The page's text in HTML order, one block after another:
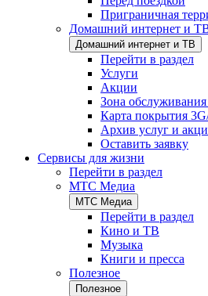
Приграничная
Домашний интернет и
Домашний интернет и ТВ
Перейти в раздел
Услуги
Акции
Зона обслуживания
Карта покрытия
Архив услуг и
Оставить заявку
Сервисы для жизни
Перейти в раздел
МТС Медиа
МТС Медиа
Перейти в раздел
Кино и ТВ
Музыка
Книги и пресса
Полезное
Полезное